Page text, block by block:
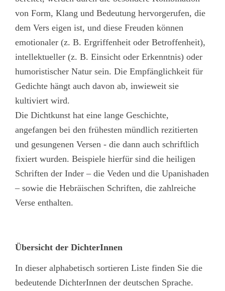
von Form, Klang und Bedeutung hervorgerufen, die
dem Vers eigen ist, und diese Freuden können
emotionaler (z. B. Ergriffenheit oder Betroffenheit),
intellektueller (z. B. Einsicht oder Erkenntnis) oder
humoristischer Natur sein. Die Empfänglichkeit für
Gedichte hängt auch davon ab, inwieweit sie
kultiviert wird.
Die Dichtkunst hat eine lange Geschichte,
angefangen bei den frühesten mündlich rezitierten
und gesungenen Versen - die dann auch schriftlich
fixiert wurden. Beispiele hierfür sind die heiligen
Schriften der Inder – die Veden und die Upanishaden
– sowie die Hebräischen Schriften, die zahlreiche
Verse enthalten.
Übersicht der DichterInnen
In dieser alphabetisch sortieren Liste finden Sie die
bedeutende DichterInnen der deutschen Sprache.